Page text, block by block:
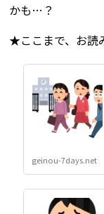
かも…？
★ここまで、お読
geinou-7days.net